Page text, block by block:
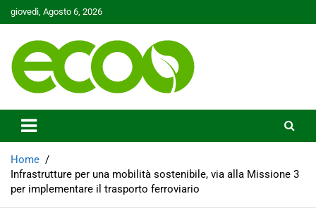
Skip
to
giovedì, Agosto 6, 2026
Ecoo.it
Home
Infrastrutture per una mobilità sostenibile, via alla Missione 3
per implementare il trasporto ferroviario